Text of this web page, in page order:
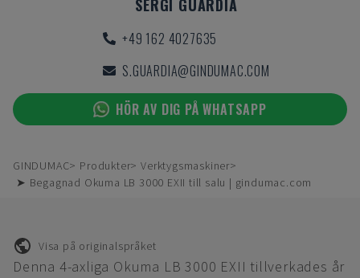
SERGI GUARDIA
+49 162 4027635
S.GUARDIA@GINDUMAC.COM
HÖR AV DIG PÅ WHATSAPP
GINDUMAC Produkter
Verktygsmaskiner
➤ Begagnad Okuma LB 3000 EXII till salu | gindumac.com
Visa på originalspråket
Denna 4-axliga Okuma LB 3000 EXII tillverkades år